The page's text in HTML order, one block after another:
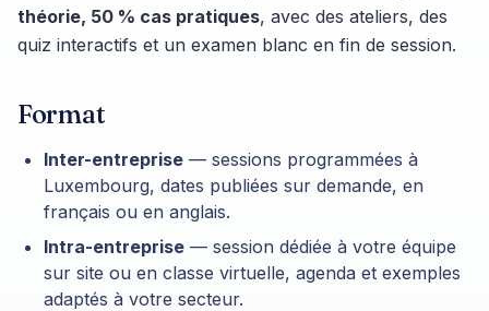
théorie, 50 % cas pratiques, avec des ateliers, des
quiz interactifs et un examen blanc en fin de session.
Format
Inter-entreprise — sessions programmées à
Luxembourg, dates publiées sur demande, en
français ou en anglais.
Intra-entreprise — session dédiée à votre équipe
sur site ou en classe virtuelle, agenda et exemples
adaptés à votre secteur.